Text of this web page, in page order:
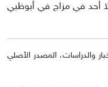
أحد في مزاج في أبوظبي
عالجها للعربية مركز سوث24 للأخبار والدراسات، المصدر الأصلي